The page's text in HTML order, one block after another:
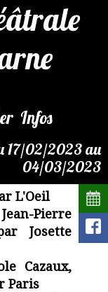
Infos
17/02/2023 au
04/03/2023
L'Oeil
Pierre
Josette
Cazaux,
Paris